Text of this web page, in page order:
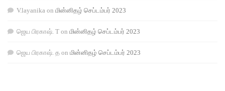
V.layanika on மின்னிதழ் செப்டம்பர் 2023
ஜெய பிரகாஷ். T on மின்னிதழ் செப்டம்பர் 2023
ஜெய பிரகாஷ். த on மின்னிதழ் செப்டம்பர் 2023